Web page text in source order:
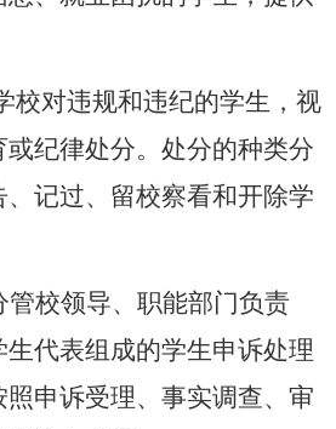
校对违规和违纪的学生，视
纪律处分。处分的种类分
记过、留校察看和开除学
管校领导、职能部门负责
生代表组成的学生申诉处理
申诉受理、事实调查、审